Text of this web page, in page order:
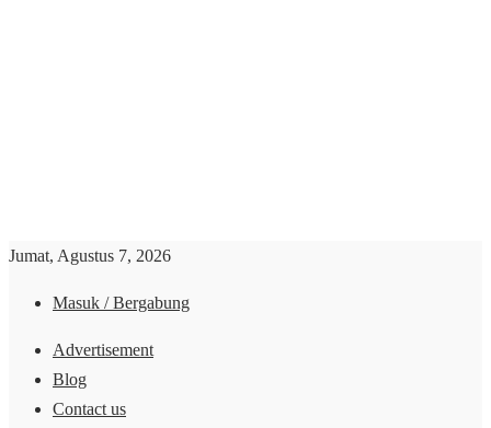
Jumat, Agustus 7, 2026
Masuk / Bergabung
Advertisement
Blog
Contact us